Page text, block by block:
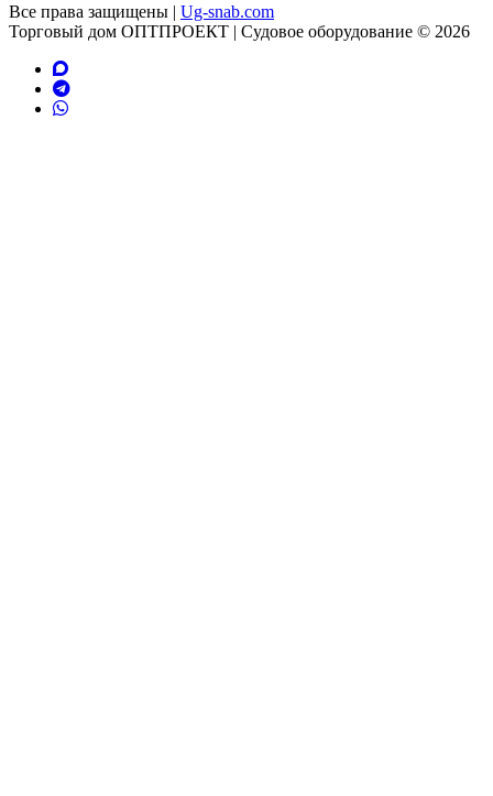
Все права защищены | Ug-snab.com
Торговый дом ОПТПРОЕКТ | Судовое оборудование © 2026